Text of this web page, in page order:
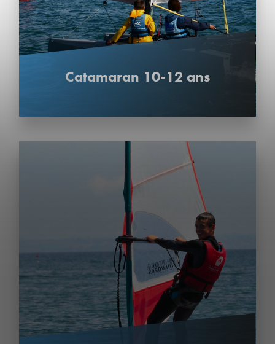
Catamaran 10-12 ans